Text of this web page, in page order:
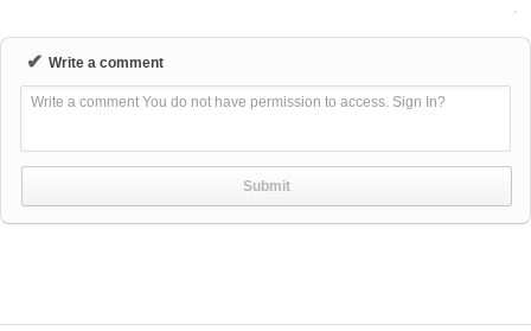
✔ Write a comment
Write a comment You do not have permission to access. Sign In?